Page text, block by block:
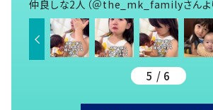
仲良しな2人（＠the_mk_familyさんよ
5 / 6